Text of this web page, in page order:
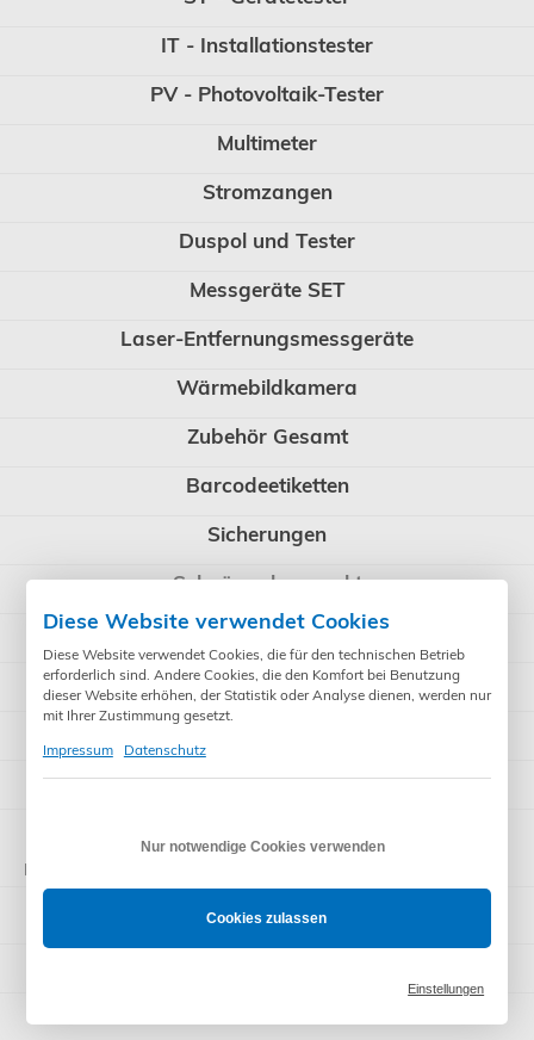
IT - Installationstester
PV - Photovoltaik-Tester
Multimeter
Stromzangen
Duspol und Tester
Messgeräte SET
Laser-Entfernungsmessgeräte
Wärmebildkamera
Zubehör Gesamt
Barcodeetiketten
Sicherungen
Schnäppchenmarkt
Ersatzteile
Leihgeräte
Kalibrierung der Messgeräte
Schulungen / Seminare
Nützlich
Angebote
Diese Website verwendet Cookies
Diese Website verwendet Cookies, die für den technischen Betrieb
erforderlich sind. Andere Cookies, die den Komfort bei Benutzung
dieser Website erhöhen, der Statistik oder Analyse dienen, werden nur
mit Ihrer Zustimmung gesetzt.
Impressum
Datenschutz
Nur notwendige Cookies verwenden
Cookies zulassen
Einstellungen